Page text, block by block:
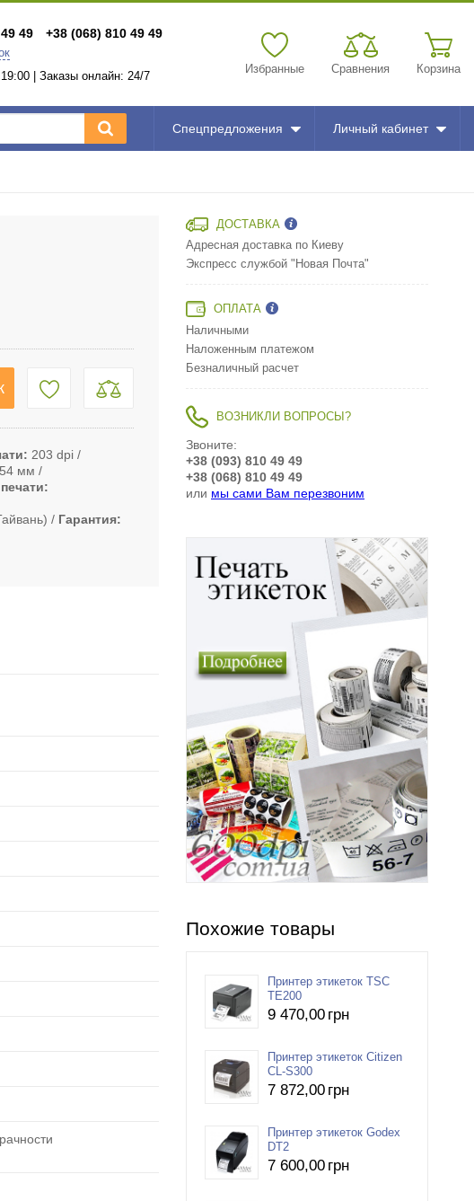
49 +38 (068) 810 49 49
| Заказы онлайн: 24/7
Избранные Сравнения Корзина
Спецпредложения Личный кабинет
203 dpi
54 мм
Гарантия
ДОСТАВКА
Адресная доставка по Киеву
Экспресс службой "Новая Почта"
ОПЛАТА
Наличными
Наложенным платежом
Безналичный расчет
ВОЗНИКЛИ ВОПРОСЫ?
Звоните:
+38 (093) 810 49 49
+38 (068) 810 49 49
или мы сами Вам перезвоним
Похожие товары
Принтер этикеток TSC
TE200
9 470,00 грн
Принтер этикеток Citizen
CL-S300
7 872,00 грн
Принтер этикеток Godex
DT2
7 600,00 грн